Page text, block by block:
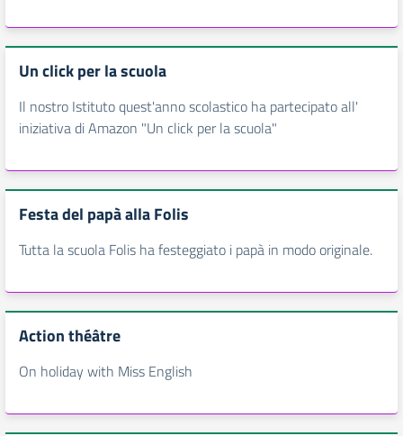
Un click per la scuola
Il nostro Istituto quest'anno scolastico ha partecipato all'
iniziativa di Amazon "Un click per la scuola"
Festa del papà alla Folis
Tutta la scuola Folis ha festeggiato i papà in modo originale.
Action théâtre
On holiday with Miss English